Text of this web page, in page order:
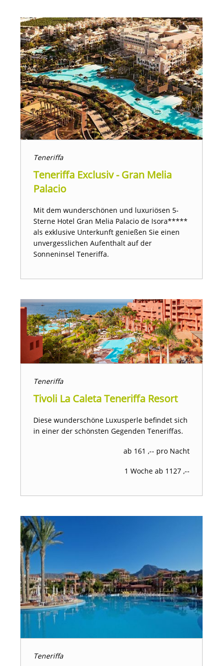
Teneriffa
Teneriffa Exclusiv - Gran Melia
Palacio
Mit dem wunderschönen und luxuriösen 5-
Sterne Hotel Gran Melia Palacio de Isora*****
als exklusive Unterkunft genießen Sie einen
unvergesslichen Aufenthalt auf der
Sonneninsel Teneriffa.
Teneriffa
Tivoli La Caleta Teneriffa Resort
Diese wunderschöne Luxusperle befindet sich
in einer der schönsten Gegenden Teneriffas.
ab 161 ,-- pro Nacht
1 Woche ab 1127 ,--
Teneriffa